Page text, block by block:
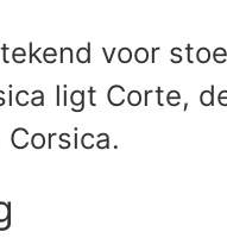
voor
ligt Corte,